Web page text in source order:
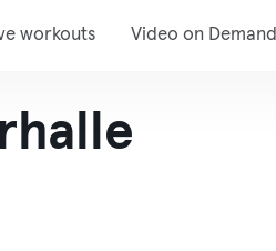
workouts Video on Demand